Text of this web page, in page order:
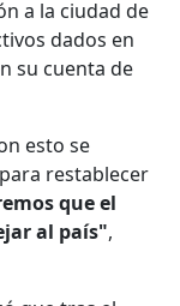
a la ciudad de
dados en
su cuenta de
esto se
restablecer
que el
al país",